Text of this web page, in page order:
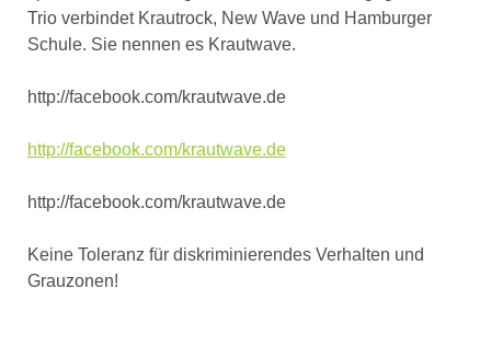
Trio verbindet Krautrock, New Wave und Hamburger
Schule. Sie nennen es Krautwave.
http://facebook.com/krautwave.de
http://facebook.com/krautwave.de
http://facebook.com/krautwave.de
Keine Toleranz für diskriminierendes Verhalten und
Grauzonen!